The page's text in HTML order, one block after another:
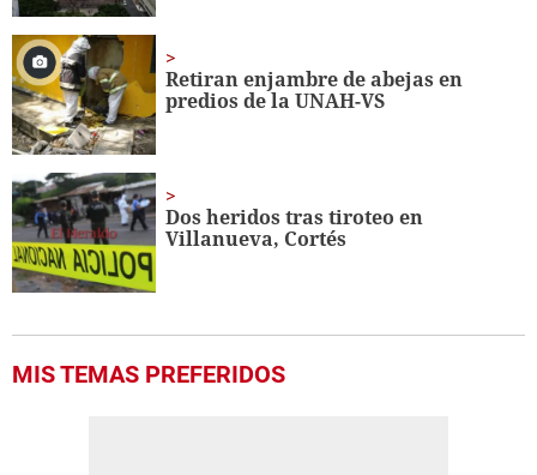
Retiran enjambre de abejas en
predios de la UNAH-VS
Dos heridos tras tiroteo en
Villanueva, Cortés
MIS TEMAS PREFERIDOS